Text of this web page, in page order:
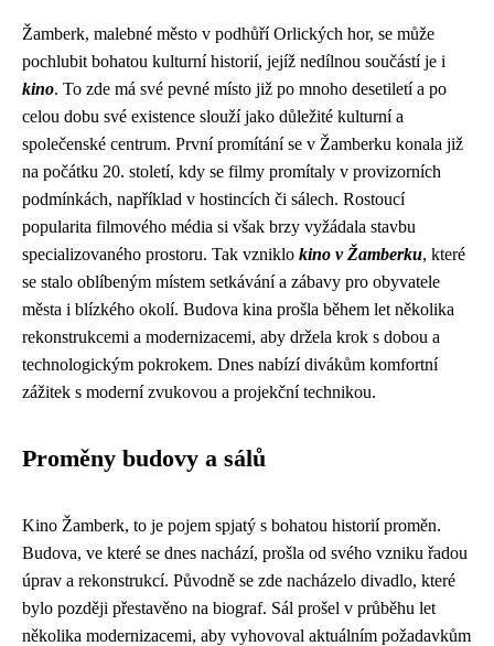
Žamberk, malebné město v podhůří Orlických hor, se může
pochlubit bohatou kulturní historií, jejíž nedílnou součástí je i
kino. To zde má své pevné místo již po mnoho desetiletí a po
celou dobu své existence slouží jako důležité kulturní a
společenské centrum. První promítání se v Žamberku konala již
na počátku 20. století, kdy se filmy promítaly v provizorních
podmínkách, například v hostincích či sálech. Rostoucí
popularita filmového média si však brzy vyžádala stavbu
specializovaného prostoru. Tak vzniklo kino v Žamberku, které
se stalo oblíbeným místem setkávání a zábavy pro obyvatele
města i blízkého okolí. Budova kina prošla během let několika
rekonstrukcemi a modernizacemi, aby držela krok s dobou a
technologickým pokrokem. Dnes nabízí divákům komfortní
zážitek s moderní zvukovou a projekční technikou.
Proměny budovy a sálů
Kino Žamberk, to je pojem spjatý s bohatou historií proměn.
Budova, ve které se dnes nachází, prošla od svého vzniku řadou
úprav a rekonstrukcí. Původně se zde nacházelo divadlo, které
bylo později přestavěno na biograf. Sál prošel v průběhu let
několika modernizacemi, aby vyhovoval aktuálním požadavkům